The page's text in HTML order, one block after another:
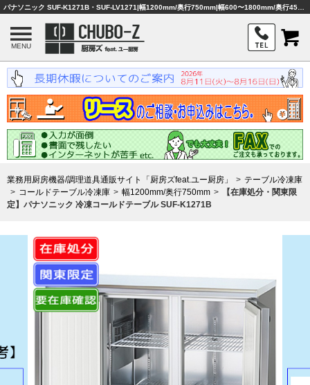
MENU
業務用厨房機器/調理道具通販サイト「厨房ズfeat.ユー厨房」
テーブル冷凍庫
コールドテーブル冷凍庫
幅1200mm/奥行750mm
【在庫処分・関東限
定】パナソニック 冷凍コールドテーブル SUF-K1271B